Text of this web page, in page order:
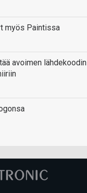
myös Paintissa
avoimen lähdekoodin